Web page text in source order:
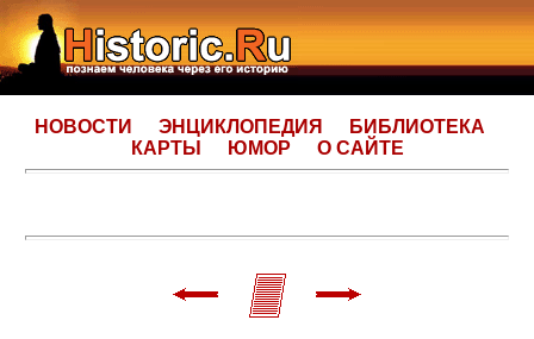
НОВОСТИ ЭНЦИКЛОПЕДИЯ
БИБЛИОТЕКА
КАРТЫ
ЮМОР О САЙТЕ